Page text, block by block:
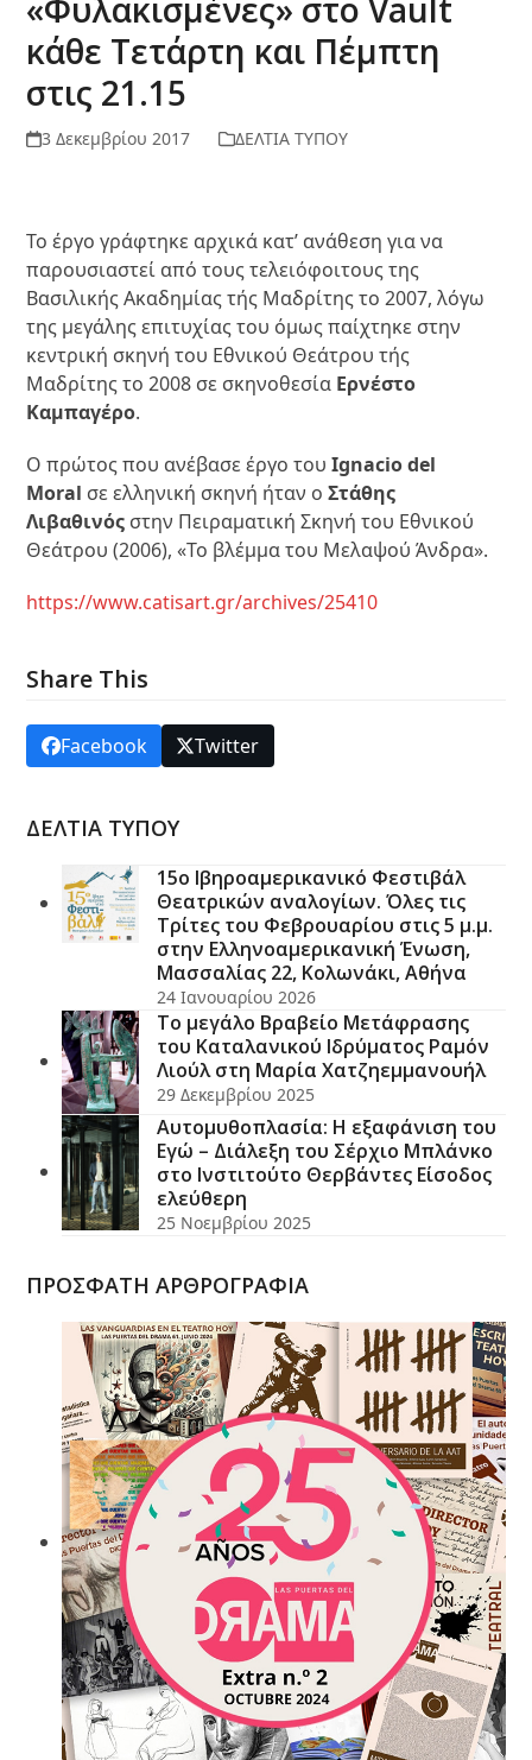
«Φυλακισμένες» στο Vault
κάθε Τετάρτη και Πέμπτη
στις 21.15
3 Δεκεμβρίου 2017 ΔΕΛΤΙΑ ΤΥΠΟΥ
Το έργο γράφτηκε αρχικά κατ’ ανάθεση για να
παρουσιαστεί από τους τελειόφοιτους της
Βασιλικής Ακαδημίας τής Μαδρίτης το 2007, λόγω
της μεγάλης επιτυχίας του όμως παίχτηκε στην
κεντρική σκηνή του Εθνικού Θεάτρου τής
Μαδρίτης το 2008 σε σκηνοθεσία Ερνέστο
Καμπαγέρο.
Ο πρώτος που ανέβασε έργο τουIgnacio del
Moral σε ελληνική σκηνή ήταν οΣτάθης
Λιβαθινός στην Πειραματική Σκηνή του Εθνικού
Θεάτρου (2006), «Το βλέμμα του Μελαψού Άνδρα».
https://www.catisart.gr/archives/25410
Share This
Facebook Twitter
ΔΕΛΤΙΑ ΤΥΠΟΥ
15ο Ιβηροαμερικανικό Φεστιβάλ
Θεατρικών αναλογίων. Όλες τις
Τρίτες του Φεβρουαρίου στις 5 μ.μ.
στην Ελληνοαμερικανική Ένωση,
Μασσαλίας 22, Κολωνάκι, Αθήνα
24 Ιανουαρίου 2026
Το μεγάλο Βραβείο Μετάφρασης
του Καταλανικού Ιδρύματος Ραμόν
Λιούλ στη Μαρία Χατζηεμμανουήλ
29 Δεκεμβρίου 2025
Αυτομυθοπλασία: Η εξαφάνιση του
Εγώ – Διάλεξη του Σέρχιο Μπλάνκο
στο Ινστιτούτο Θερβάντες Είσοδος
ελεύθερη
25 Νοεμβρίου 2025
ΠΡΟΣΦΑΤΗ ΑΡΘΡΟΓΡΑΦΙΑ